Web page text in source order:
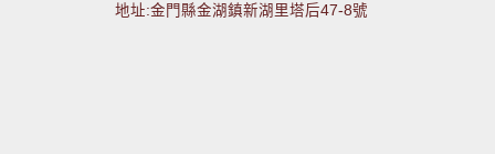
地址:金門縣金湖鎮新湖里塔后47-8號